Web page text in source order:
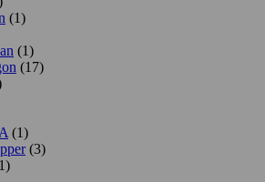
(1)
(1)
(17)
(1)
(3)